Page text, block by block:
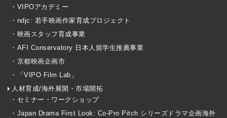
・VIPOアカデミー
・ndjc: 若手映画作家育成プロジェクト
・映画スタッフ育成事業
・AFI Conservatory 日本人留学生推薦事業
・京都映画企画市
・「VIPO Film Lab」
人材育成/海外展開・市場開拓
・セミナー・ワークショップ
・Japan Drama First Look: Co-Pro Pitch シリーズドラマ企画海外